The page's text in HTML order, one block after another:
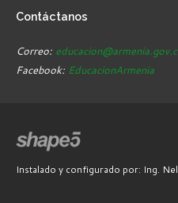
Contáctanos
Correo:
Facebook: EducacionArmenia
Instalado y configurado por: Ing.